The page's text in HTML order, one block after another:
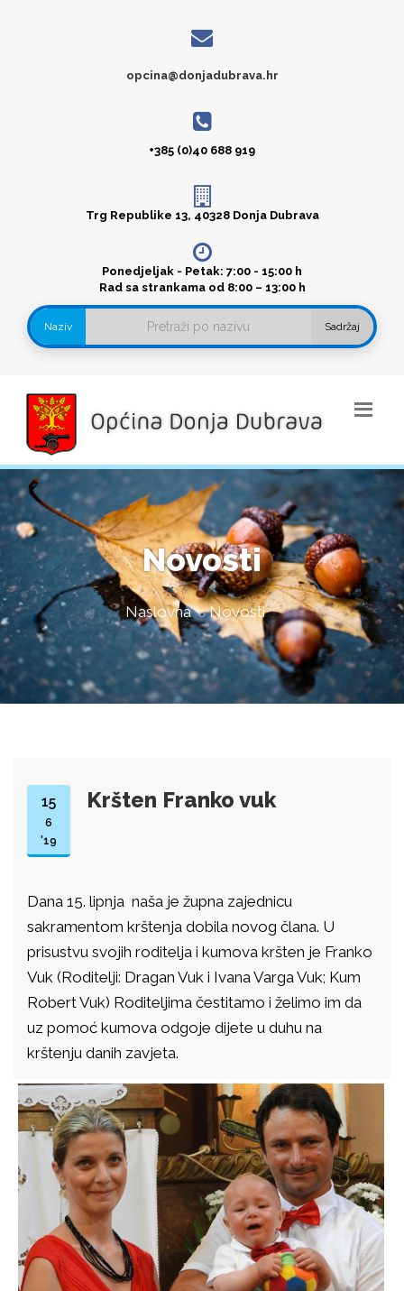
opcina@donjadubrava.hr
+385 (0)40 688 919
Trg Republike 13, 40328 Donja Dubrava
Ponedjeljak - Petak: 7:00 - 15:00 h
Rad sa strankama od 8:00 – 13:00 h
Naziv Sadržaj
Novosti
Naslovna Novosti
15
6
'19
Kršten Franko vuk
Dana 15. lipnja naša je župna zajednicu
sakramentom krštenja dobila novog člana. U
prisustvu svojih roditelja i kumova kršten je Franko
Vuk (Roditelji: Dragan Vuk i Ivana Varga Vuk; Kum
Robert Vuk) Roditeljima čestitamo i želimo im da
uz pomoć kumova odgoje dijete u duhu na
krštenju danih zavjeta.